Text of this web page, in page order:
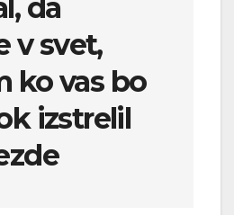
da
v svet,
ko vas bo
izstrelil